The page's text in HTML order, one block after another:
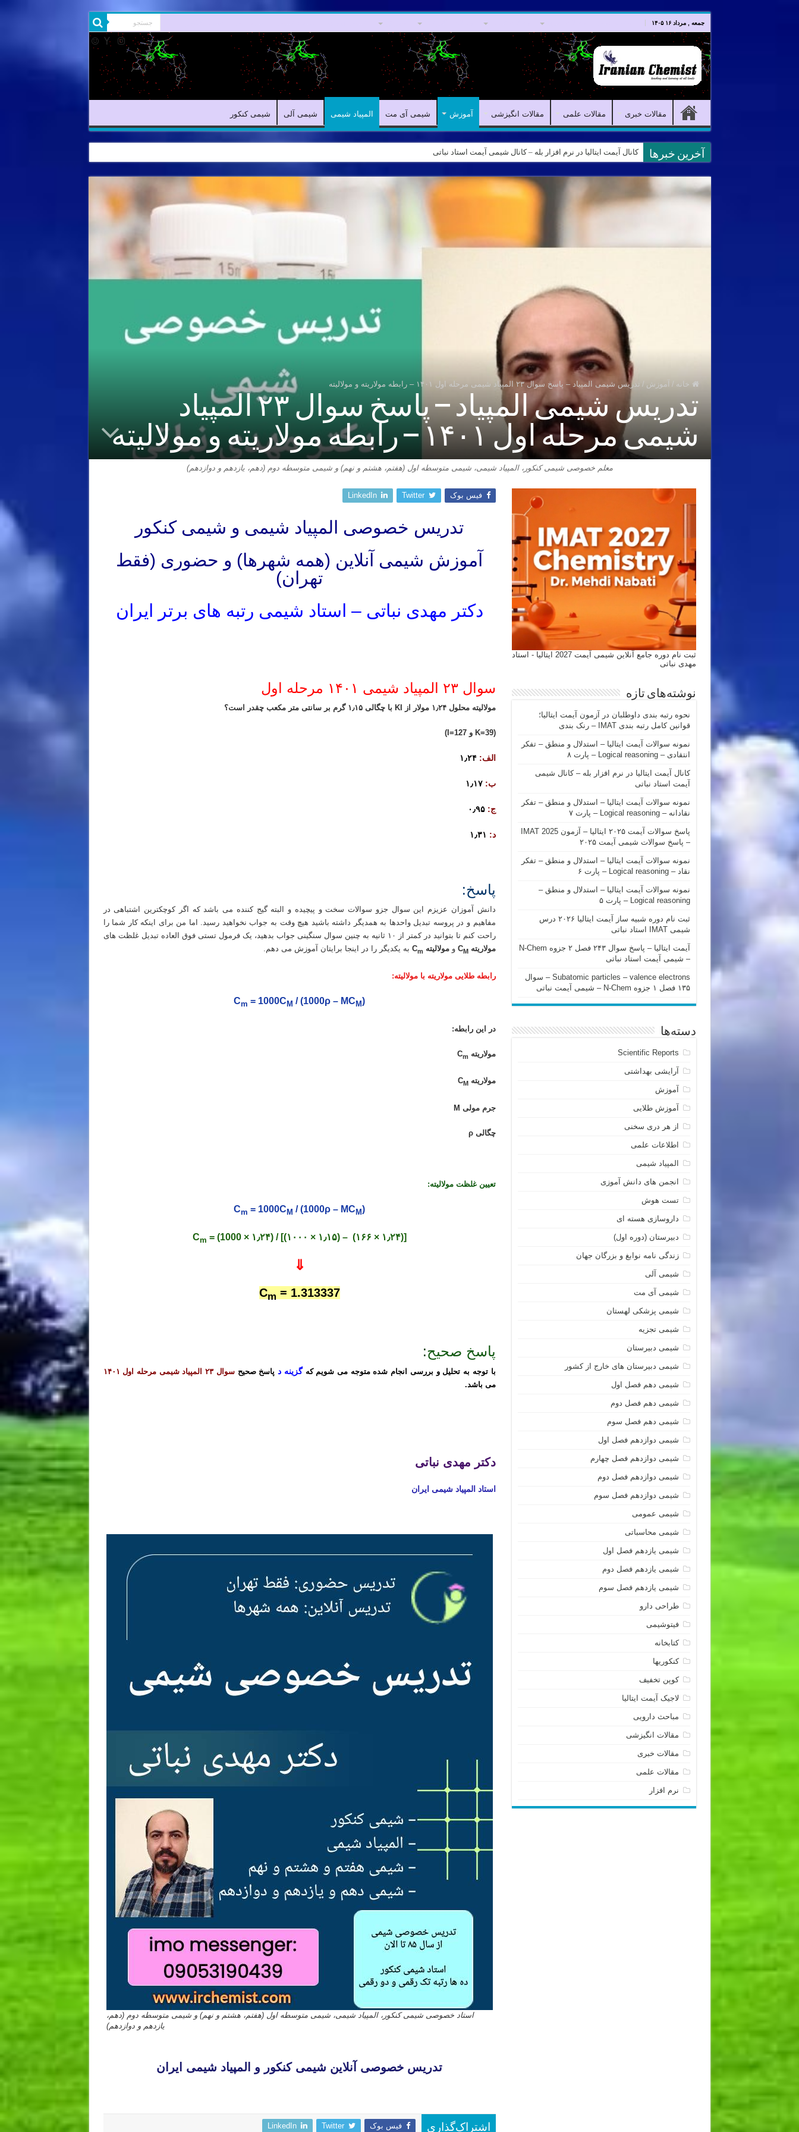
جمعه , مرداد ۱۶ ۱۴۰۵
مقالات خبری مقالات علمی مقالات انگیزشی آموزش شیمی آی مت المپیاد شیمی شیمی آلی شیمی کنکور
آخرین خبرها کانال آیمت ایتالیا در نرم افزار بله – کانال شیمی آیمت استاد نباتی
خانه / آموزش / تدریس شیمی المپیاد – پاسخ سوال ۲۳ المپیاد شیمی مرحله اول ۱۴۰۱ – رابطه مولاریته و مولالیته
تدریس شیمی المپیاد – پاسخ سوال ۲۳ المپیاد
شیمی مرحله اول ۱۴۰۱ – رابطه مولاریته و مولالیته
معلم خصوصی شیمی کنکور، المپیاد شیمی، شیمی متوسطه اول (هفتم، هشتم و نهم) و شیمی متوسطه دوم (دهم، یازدهم و دوازدهم)
فیس بوک Twitter
LinkedIn
تدریس خصوصی المپیاد شیمی و شیمی کنکور
آموزش شیمی آنلاین (همه شهرها) و حضوری (فقط
تهران)
دکتر مهدی نباتی – استاد شیمی رتبه های برتر ایران
سوال ۲۳ المپیاد شیمی ۱۴۰۱ مرحله اول
مولالیته محلول ۱٫۲۴ مولار از KI با چگالی ۱٫۱۵ گرم بر سانتی متر مکعب چقدر است؟
(K=39 و I=127)
الف:۱٫۲۴
ب:۱٫۱۷
ج:۰٫۹۵
د: ۱٫۳۱
پاسخ:
دانش آموزان عزیزم این سوال جزو سوالات سخت و پیچیده و البته گیج کننده می باشد که اگر کوچکترین اشتباهی در
مفاهیم و در پروسه تبدیل واحدها به همدیگر داشته باشید هیچ وقت به جواب نخواهید رسید. اما من برای اینکه کار شما را
راحت کنم تا بتوانید در کمتر از ۱۰ ثانیه به چنین سوال سنگینی جواب بدهید، یک فرمول تستی فوق العاده تبدیل غلظت های
مولاریته CM ومولالیته C m به یکدیگر را در اینجا برایتان آموزش می دهم.
رابطه طلایی مولاریته با مولالیته:
Cm = 1000C M / (1000ρ – MC M)
در این رابطه:
مولاریته C m
مولاریته CM
جرم مولی M
چگالی ρ
تعیین غلظت مولالیته:
Cm = 1000C M / (1000ρ – MC M)
Cm = (1000 × ۱٫۲۴) / [(۱۰۰۰ × ۱٫۱۵) – (۱۶۶ × ۱٫۲۴)]
⇓
Cm = 1.313337
پاسخ صحیح:
با توجه به تحلیل و بررسی انجام شده متوجه می شویم کهگزینه دپاسخ صحیحسوال ۲۳ المپیاد شیمی مرحله اول ۱۴۰۱
می باشد.
دکتر مهدی نباتی
استاد المپیاد شیمی ایران
استاد خصوصی شیمی کنکور، المپیاد شیمی، شیمی متوسطه اول (هفتم، هشتم و نهم) و شیمی متوسطه دوم (دهم،
یازدهم و دوازدهم)
تدریس خصوصی آنلاین شیمی کنکور و المپیاد شیمی ایران
اشتراک‌گذاری فیس بوک Twitter
LinkedIn
ثبت نام دوره جامع آنلاین شیمی آیمت 2027 ایتالیا - استاد
مهدی نباتی
نوشته‌های تازه
نحوه رتبه بندی داوطلبان در آزمون آیمت ایتالیا؛
قوانین کامل رتبه بندی IMAT – رنک بندی
نمونه سوالات آیمت ایتالیا – استدلال و منطق – تفکر
انتقادی – Logical reasoning – پارت ۸
کانال آیمت ایتالیا در نرم افزار بله – کانال شیمی
آیمت استاد نباتی
نمونه سوالات آیمت ایتالیا – استدلال و منطق – تفکر
نقادانه – Logical reasoning – پارت ۷
پاسخ سوالات آیمت ۲۰۲۵ ایتالیا – آزمون IMAT 2025
– پاسخ سوالات شیمی آیمت ۲۰۲۵
نمونه سوالات آیمت ایتالیا – استدلال و منطق – تفکر
نقاد – Logical reasoning – پارت ۶
نمونه سوالات آیمت ایتالیا – استدلال و منطق –
Logical reasoning – پارت ۵
ثبت نام دوره شبیه ساز آیمت ایتالیا ۲۰۲۶ درس
شیمی IMAT استاد نباتی
آیمت ایتالیا – پاسخ سوال ۲۴۳ فصل ۲ جزوه N-Chem
– شیمی آیمت استاد نباتی
Subatomic particles – valence electrons – سوال
۱۳۵ فصل ۱ جزوه N-Chem – شیمی آیمت نباتی
دسته‌ها
Scientific Reports
آرایشی بهداشتی
آموزش
آموزش طلایی
از هر دری سخنی
اطلاعات علمی
المپیاد شیمی
انجمن های دانش آموزی
تست هوش
داروسازی هسته ای
دبیرستان (دوره اول)
زندگی نامه نوابغ و بزرگان جهان
شیمی آلی
شیمی آی مت
شیمی پزشکی لهستان
شیمی تجزیه
شیمی دبیرستان
شیمی دبیرستان های خارج از کشور
شیمی دهم فصل اول
شیمی دهم فصل دوم
شیمی دهم فصل سوم
شیمی دوازدهم فصل اول
شیمی دوازدهم فصل چهارم
شیمی دوازدهم فصل دوم
شیمی دوازدهم فصل سوم
شیمی عمومی
شیمی محاسباتی
شیمی یازدهم فصل اول
شیمی یازدهم فصل دوم
شیمی یازدهم فصل سوم
طراحی دارو
فیتوشیمی
کتابخانه
کنکوریها
کوپن تخفیف
لاجیک آیمت ایتالیا
مباحث دارویی
مقالات انگیزشی
مقالات خبری
مقالات علمی
نرم افزار